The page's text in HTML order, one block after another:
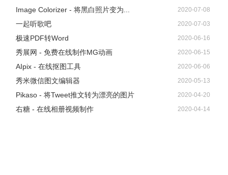
Image Colorizer - 将黑白照片变为... 2020-07-08
一起听歌吧 2020-07-03
极速PDF转Word 2020-06-16
秀展网 - 免费在线制作MG动画 2020-06-15
AIpix - 在线抠图工具 2020-06-06
秀米微信图文编辑器 2020-05-13
Pikaso - 将Tweet推文转为漂亮的图片 2020-04-20
右糖 - 在线相册视频制作 2020-04-14